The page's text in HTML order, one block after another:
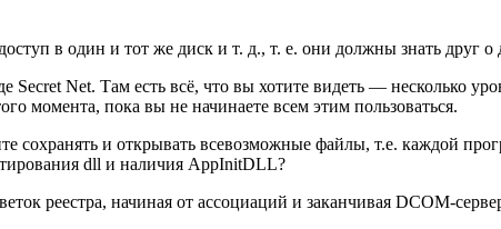
в один и тот же диск и т. д., т. е. они должны знать друг о
Net. Там есть всё, что вы хотите видеть — несколько
момента, пока вы не начинаете всем этим пользоваться.
сохранять и открывать всевозможные файлы, т.е. каждой
dll и наличия AppInitDLL?
реестра, начиная от ассоциаций и заканчивая DCOM-